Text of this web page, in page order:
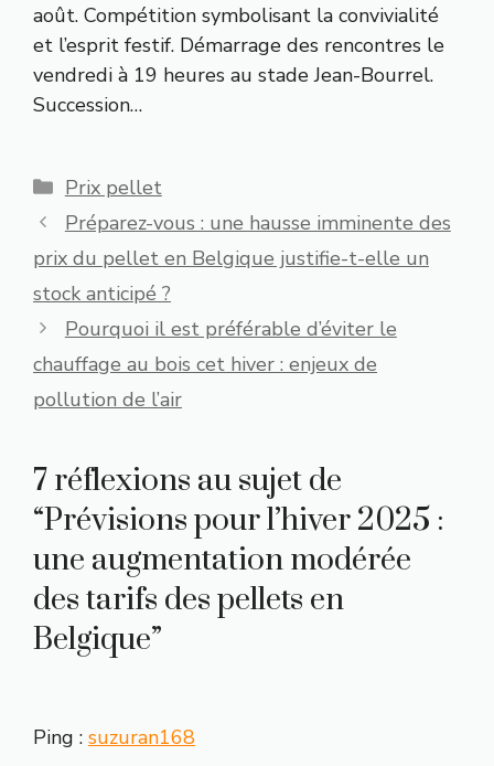
août. Compétition symbolisant la convivialité
et l’esprit festif. Démarrage des rencontres le
vendredi à 19 heures au stade Jean-Bourrel.
Succession…
Catégories
Prix pellet
Préparez-vous : une hausse imminente des
prix du pellet en Belgique justifie-t-elle un
stock anticipé ?
Pourquoi il est préférable d’éviter le
chauffage au bois cet hiver : enjeux de
pollution de l’air
7 réflexions au sujet de
“Prévisions pour l’hiver 2025 :
une augmentation modérée
des tarifs des pellets en
Belgique”
Ping : suzuran168